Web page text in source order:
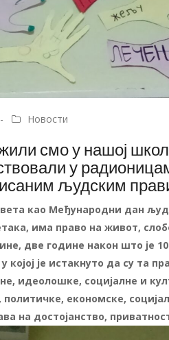
- Новости
смо у нашој
у
људским
као Међународни дан
има право на живот,
две године након што је
је истакнуто да су та
идеолошке, социјалне и
економске,
на достојанство,